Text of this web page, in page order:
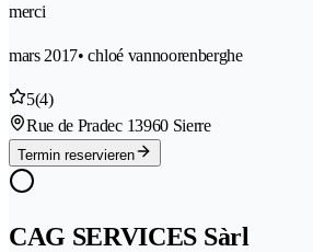
merci
mars 2017• chloé vannoorenberghe
5(4)
Rue de Pradec 13960 Sierre
Termin reservieren
CAG SERVICES Sàrl